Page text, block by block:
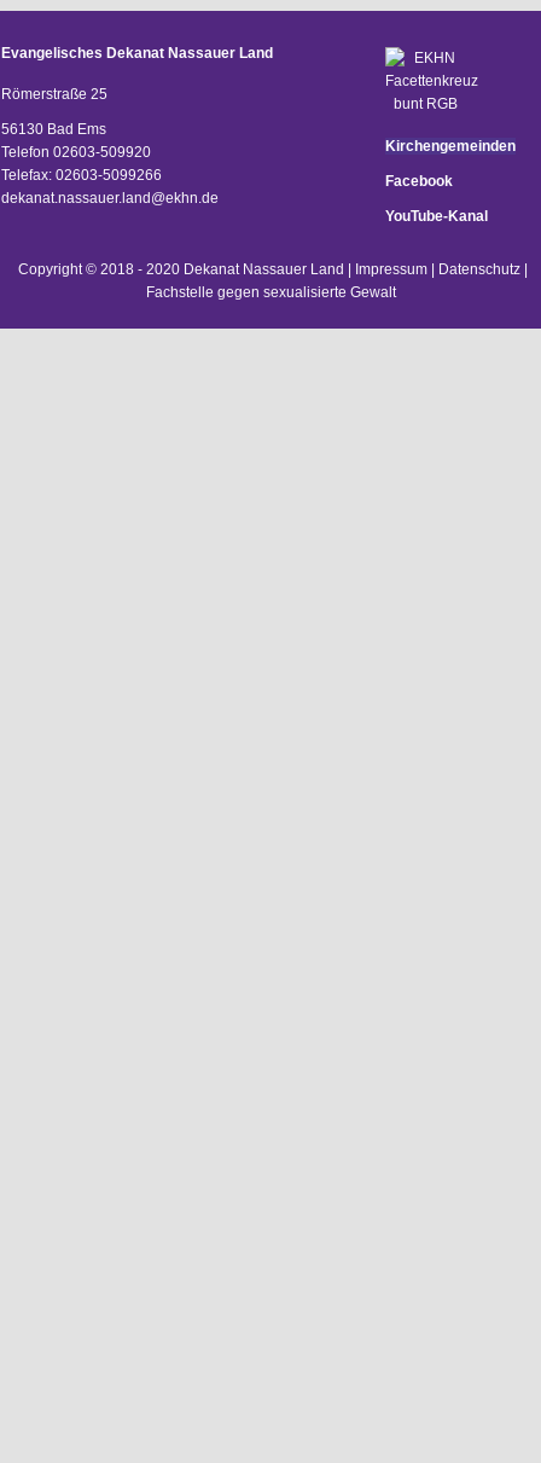
Evangelisches Dekanat Nassauer Land
Römerstraße 25
56130 Bad Ems
Telefon 02603-509920
Telefax: 02603-5099266
dekanat.nassauer.land@ekhn.de
Kirchengemeinden
Facebook
YouTube-Kanal
Copyright © 2018 - 2020 Dekanat Nassauer Land | Impressum| Datenschutz|
Fachstelle gegen sexualisierte Gewalt